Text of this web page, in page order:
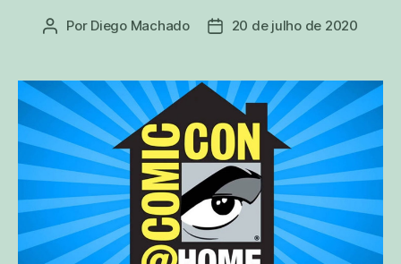
Autor
Por Diego Machado
Data20 de julho de 2020